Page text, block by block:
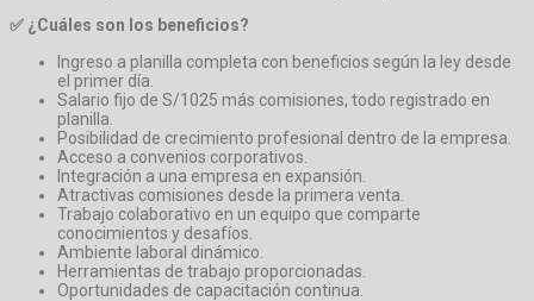
✅ ¿Cuáles son los beneficios?
Ingreso a planilla completa con beneficios según la ley desde
el primer día.
Salario fijo de S/1025 más comisiones, todo registrado en
planilla.
Posibilidad de crecimiento profesional dentro de la empresa.
Acceso a convenios corporativos.
Integración a una empresa en expansión.
Atractivas comisiones desde la primera venta.
Trabajo colaborativo en un equipo que comparte
conocimientos y desafíos.
Ambiente laboral dinámico.
Herramientas de trabajo proporcionadas.
Oportunidades de capacitación continua.